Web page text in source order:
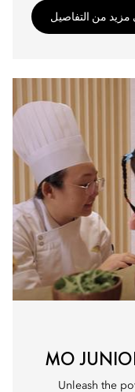
من التفاصيل
MO
Unleash the